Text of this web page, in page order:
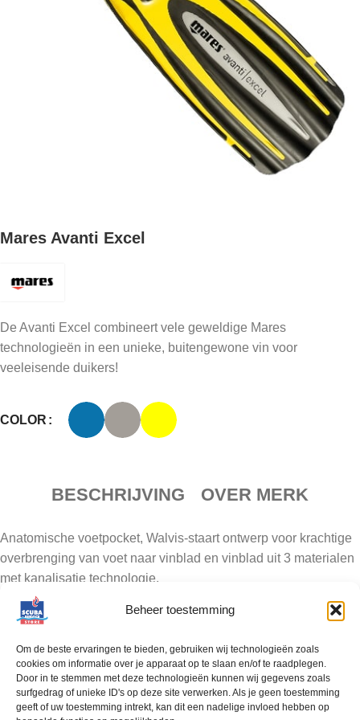
Beheer toestemming
Om de beste ervaringen te bieden, gebruiken wij technologieën zoals
cookies om informatie over je apparaat op te slaan en/of te raadplegen.
Door in te stemmen met deze technologieën kunnen wij gegevens zoals
surfgedrag of unieke ID's op deze site verwerken. Als je geen toestemming
geeft of uw toestemming intrekt, kan dit een nadelige invloed hebben op
Mares Avanti Excel
De Avanti Excel combineert vele geweldige Mares
technologieën in een unieke, buitengewone vin voor
veeleisende duikers!
COLOR
BESCHRIJVING OVER MERK
Anatomische voetpocket, Walvis-staart ontwerp voor krachtige
overbrenging van voet naar vinblad en vinblad uit 3 materialen
met kanalisatie technologie.
Stuwkracht door Kanalisatie
zeezoogdieren. De Channel Thrust-technologie optimaliseert
de kanalisering van het water zodat er een veel grotere
hoeveelheid water verplaatst wordt in vergelijking met andere
vinnen van hetzelfde formaat. Het resultaat is meer stuwkracht